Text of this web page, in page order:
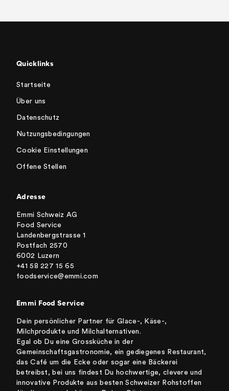
Quicklinks
Startseite
Über uns
Datenschutz
Nutzungsbedingungen
Cookie Einstellungen
Offene Stellen
Adresse
Emmi Schweiz AG
Food Service
Landenbergstrasse 1
Postfach 2570
6002 Luzern
+41 58 227 15 65
foodservice@emmi.com
Emmi Food Service
Dein persönlicher Partner für Glace-, Käse-,
Milchprodukte und Milchalternativen.
Egal ob Du eine Grossküche in der
Gemeinschaftsgastronomie, ein gediegenes Restaurant,
das Café um die Ecke oder sogar eine Bäckerei
betreibst, bei uns findest Du hochwertige, clevere und
innovative Produkte aus besten Schweizer Rohstoffen